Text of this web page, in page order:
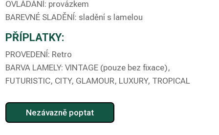
OVLÁDÁNÍ: provázkem
BAREVNÉ SLADĚNÍ: sladění s lamelou
PŘÍPLATKY:
PROVEDENÍ: Retro
BARVA LAMELY: VINTAGE (pouze bez fixace),
FUTURISTIC, CITY, GLAMOUR, LUXURY, TROPICAL
Nezávazně poptat